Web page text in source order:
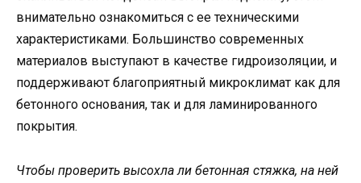
внимательно ознакомиться с ее техническими
характеристиками. Большинство современных
материалов выступают в качестве гидроизоляции, и
поддерживают благоприятный микроклимат как для
бетонного основания, так и для ламинированного
покрытия.
Чтобы проверить высохла ли бетонная стяжка, на ней